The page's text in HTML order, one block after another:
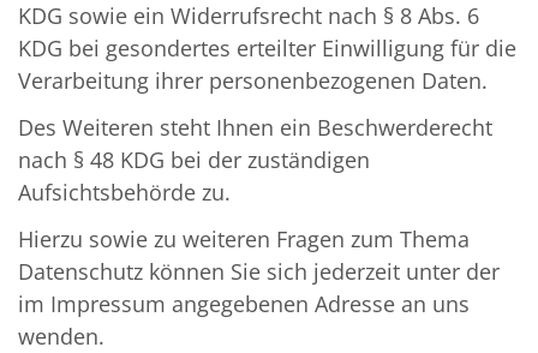
KDG sowie ein Widerrufsrecht nach § 8 Abs. 6
KDG bei gesondertes erteilter Einwilligung für die
Verarbeitung ihrer personenbezogenen Daten.
Des Weiteren steht Ihnen ein Beschwerderecht
nach § 48 KDG bei der zuständigen
Aufsichtsbehörde zu.
Hierzu sowie zu weiteren Fragen zum Thema
Datenschutz können Sie sich jederzeit unter der
im Impressum angegebenen Adresse an uns
wenden.